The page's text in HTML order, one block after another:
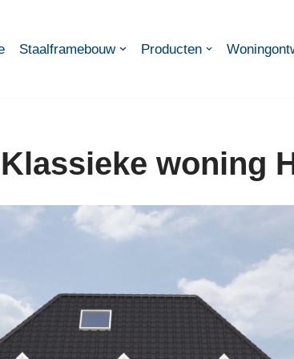
Staalframebouw Producten
Klassieke woning